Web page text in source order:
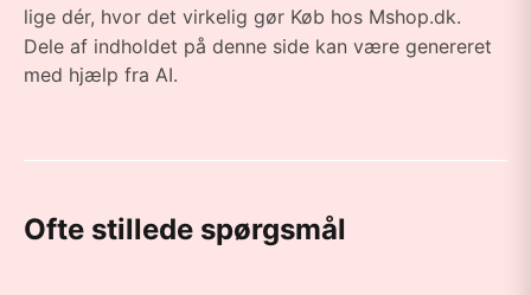
lige dér, hvor det virkelig gør Køb hos Mshop.dk.
Dele af indholdet på denne side kan være genereret
med hjælp fra AI.
Ofte stillede spørgsmål